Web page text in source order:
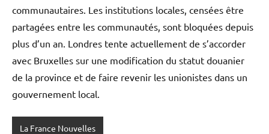
communautaires. Les institutions locales, censées être
partagées entre les communautés, sont bloquées depuis
plus d’un an. Londres tente actuellement de s’accorder
avec Bruxelles sur une modification du statut douanier
de la province et de faire revenir les unionistes dans un
gouvernement local.
La France Nouvelles